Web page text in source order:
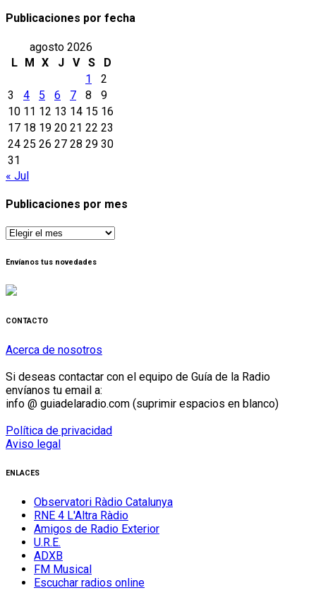
Publicaciones por fecha
agosto 2026
L
M X J V S
D
1
2
3
4 5 6 7 8
9
10 11 12 13 14 15 16
17 18 19 20 21 22 23
24 25 26 27 28 29 30
31
« Jul
Publicaciones por mes
Publicaciones
mes
Envíanos tus novedades
CONTACTO
Acerca de nosotros
Si deseas contactar con el equipo de Guía de la Radio
envíanos tu email a:
info @ guiadelaradio.com (suprimir espacios en blanco)
Política de privacidad
Aviso legal
ENLACES
Observatori Ràdio Catalunya
RNE 4 L'Altra Ràdio
Amigos de Radio Exterior
U.R.E.
ADXB
FM Musical
Escuchar radios online